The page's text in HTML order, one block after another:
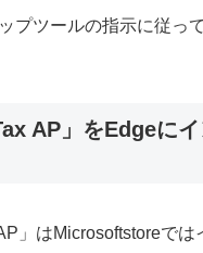
プツールの指示に従っ
AP」をEdgeにイ
」はMicrosoftstoreでは